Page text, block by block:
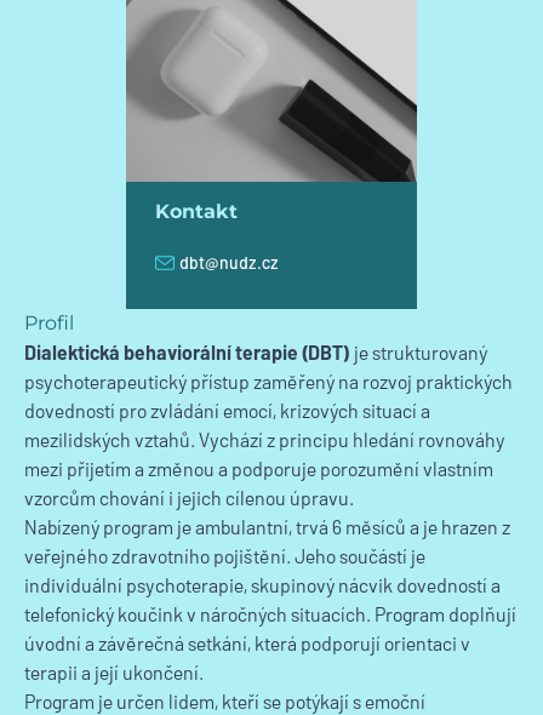
Kontakt
E-maildbt@nudz.cz
Profil
Dialektická behaviorální terapie (DBT) je strukturovaný
psychoterapeutický přístup zaměřený na rozvoj praktických
dovedností pro zvládání emocí, krizových situací a
mezilidských vztahů. Vychází z principu hledání rovnováhy
mezi přijetím a změnou a podporuje porozumění vlastním
vzorcům chování i jejich cílenou úpravu.
Nabízený program je ambulantní, trvá 6 měsíců a je hrazen z
veřejného zdravotního pojištění. Jeho součástí je
individuální psychoterapie, skupinový nácvik dovedností a
telefonický koučink v náročných situacích. Program doplňují
úvodní a závěrečná setkání, která podporují orientaci v
terapii a její ukončení.
Program je určen lidem, kteří se potýkají s emoční